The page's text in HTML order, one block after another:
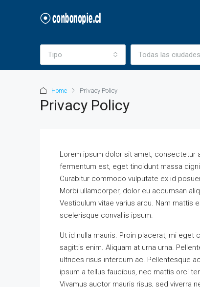
Tipo Todas las
Home Privacy Policy
Privacy Policy
Lorem ipsum dolor sit amet, consectetur
fermentum est, eget tincidunt massa
Curabitur commodo vulputate ex id
Morbi ullamcorper, dolor eu accumsan
Vestibulum vitae varius arcu. Nam mattis
scelerisque convallis ipsum.
Ut id nulla mauris. Proin placerat, mi eget
sagittis enim. Aliquam at urna urna.
ultrices risus interdum ac. Pellentesque
ipsum a tellus faucibus, nec mattis orci
Vivamus auctor mauris risus, sed viverra